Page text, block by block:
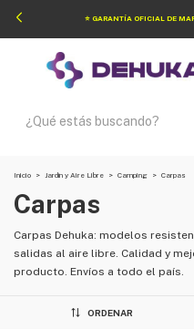
⭐ GARANTÍA OFICIAL DE
Inicio > Jardín y Aire Libre > Camping > Carpas
Carpas
Carpas Dehuka: modelos
salidas al aire libre. Calidad y
producto. Envíos a todo el país.
ORDENAR